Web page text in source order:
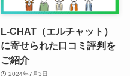
L-CHAT（エルチャット）
に寄せられた口コミ評判を
ご紹介
2024年7月3日